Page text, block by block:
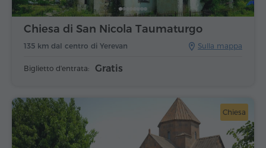
Sulla mappa
135 km dal centro di Yerevan
Chiesa di San Nicola Taumaturgo
Biglietto d'entrata: Gratis
Chiesa